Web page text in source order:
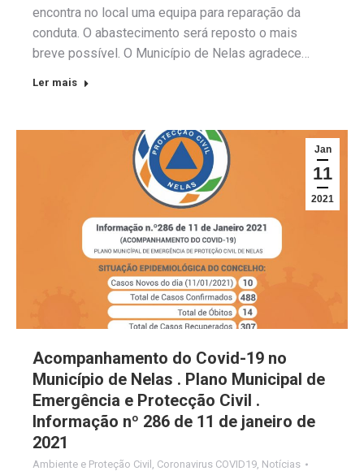
encontra no local uma equipa para reparação da
conduta. O abastecimento será reposto o mais
breve possível. O Município de Nelas agradece…
Ler mais
Jan
11
2021
Acompanhamento do Covid-19 no
Município de Nelas . Plano Municipal de
Emergência e Protecção Civil .
Informação nº 286 de 11 de janeiro de
2021
Ambiente e Proteção Civil Coronavirus COVID19 Notícias